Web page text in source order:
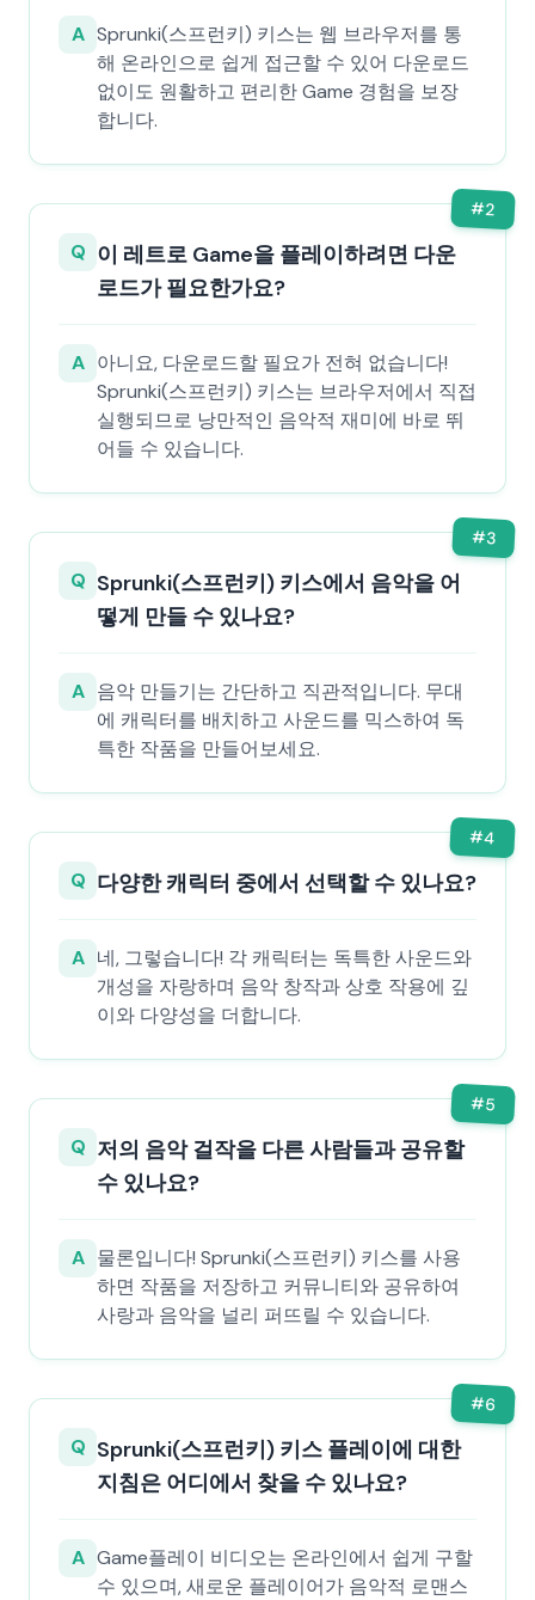
A Sprunki(스프런키) 키스는 웹 브라우저를 통
해 온라인으로 쉽게 접근할 수 있어 다운로드
없이도 원활하고 편리한 Game 경험을 보장
합니다.
#2
Q 이 레트로 Game을 플레이하려면 다운
로드가 필요한가요?
A 아니요, 다운로드할 필요가 전혀 없습니다!
Sprunki(스프런키) 키스는 브라우저에서 직접
실행되므로 낭만적인 음악적 재미에 바로 뛰
어들 수 있습니다.
#3
Q Sprunki(스프런키) 키스에서 음악을 어
떻게 만들 수 있나요?
A 음악 만들기는 간단하고 직관적입니다. 무대
에 캐릭터를 배치하고 사운드를 믹스하여 독
특한 작품을 만들어보세요.
#4
Q 다양한 캐릭터 중에서 선택할 수 있나요?
A 네, 그렇습니다! 각 캐릭터는 독특한 사운드와
개성을 자랑하며 음악 창작과 상호 작용에 깊
이와 다양성을 더합니다.
#5
Q 저의 음악 걸작을 다른 사람들과 공유할
수 있나요?
A 물론입니다! Sprunki(스프런키) 키스를 사용
하면 작품을 저장하고 커뮤니티와 공유하여
사랑과 음악을 널리 퍼뜨릴 수 있습니다.
#6
Q Sprunki(스프런키) 키스 플레이에 대한
지침은 어디에서 찾을 수 있나요?
A Game플레이 비디오는 온라인에서 쉽게 구할
수 있으며, 새로운 플레이어가 음악적 로맨스